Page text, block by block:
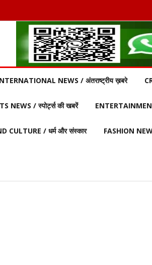
NEWS / अंतराष्ट्रीय ख़बरे
NEWS / स्पोर्ट्स की खबरें
CULTURE / धर्म और संस्कार FASHION
♦️ईसा पूर्व 214 – चीन की
– रोम नगर की स्थापना ♦️ईसा पूर्व 490 –